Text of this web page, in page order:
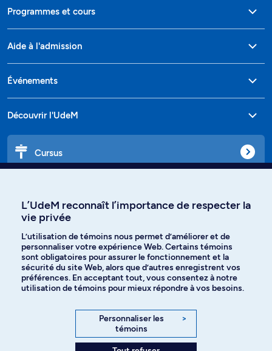
Programmes et cours
Aide à l'admission
Événements
Découvrir l'UdeM
Cursus
Langues
Facebook Instagram
YouTube
L’UdeM reconnaît l’importance de respecter la
vie privée
L’utilisation de témoins nous permet d’améliorer et de
personnaliser votre expérience Web. Certains témoins
sont obligatoires pour assurer le fonctionnement et la
sécurité du site Web, alors que d’autres enregistrent vos
préférences. En acceptant tout, vous consentez à notre
utilisation de témoins pour mieux répondre à vos besoins.
Personnaliser les
témoins
>